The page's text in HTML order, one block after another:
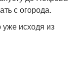
с огорода.
исходя из